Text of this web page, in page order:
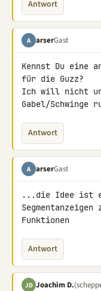
Antwort
A arserGast
Kennst Du eine
für die Guzz?
Ich will nicht
Gabel/Schwinge
Antwort
A arserGast
...die Idee ist
Funktionen
Antwort
JD Joachim D.